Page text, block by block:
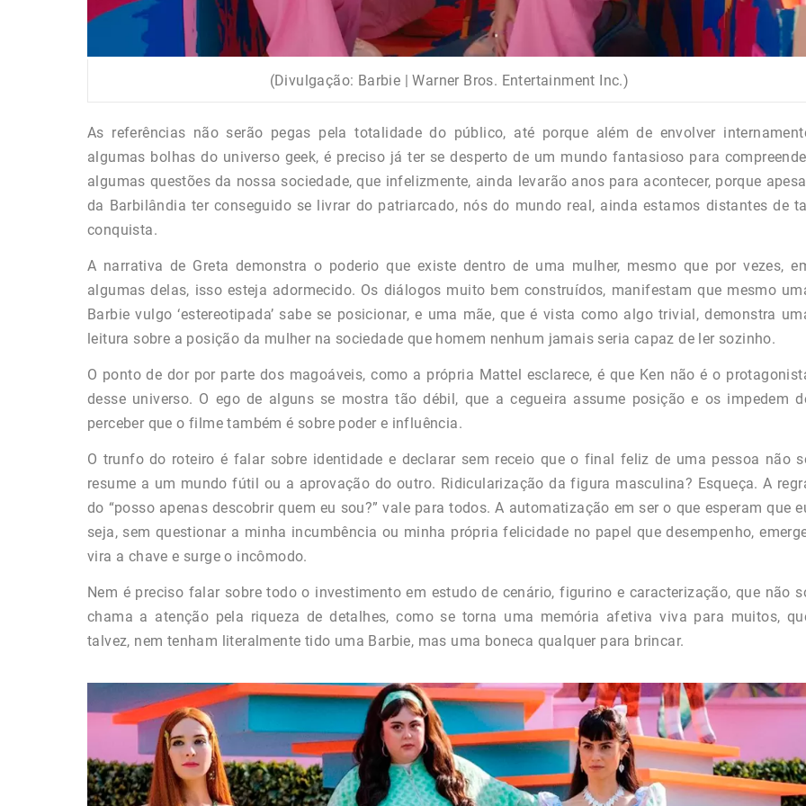
(Divulgação: Barbie | Warner Bros. Entertainment Inc.)
As referências não serão pegas pela totalidade do público, até porque além de envolver
algumas bolhas do universo geek, é preciso já ter se desperto de um mundo fantasioso para
algumas questões da nossa sociedade, que infelizmente, ainda levarão anos para acontecer, porque
da Barbilândia ter conseguido se livrar do patriarcado, nós do mundo real, ainda estamos distantes de tal
conquista.
A narrativa de Greta demonstra o poderio que existe dentro de uma mulher, mesmo que por vezes,
algumas delas, isso esteja adormecido. Os diálogos muito bem construídos, manifestam que mesmo
Barbie vulgo ‘estereotipada’ sabe se posicionar, e uma mãe, que é vista como algo trivial, demonstra
leitura sobre a posição da mulher na sociedade que homem nenhum jamais seria capaz de ler sozinho.
O ponto de dor por parte dos magoáveis, como a própria Mattel esclarece, é que Ken não é o
desse universo. O ego de alguns se mostra tão débil, que a cegueira assume posição e os impedem
perceber que o filme também é sobre poder e influência.
O trunfo do roteiro é falar sobre identidade e declarar sem receio que o final feliz de uma pessoa não
resume a um mundo fútil ou a aprovação do outro. Ridicularização da figura masculina? Esqueça. A
do “posso apenas descobrir quem eu sou?” vale para todos. A automatização em ser o que esperam que
seja, sem questionar a minha incumbência ou minha própria felicidade no papel que desempenho,
vira a chave e surge o incômodo.
Nem é preciso falar sobre todo o investimento em estudo de cenário, figurino e caracterização, que não
chama a atenção pela riqueza de detalhes, como se torna uma memória afetiva viva para muitos,
talvez, nem tenham literalmente tido uma Barbie, mas uma boneca qualquer para brincar.